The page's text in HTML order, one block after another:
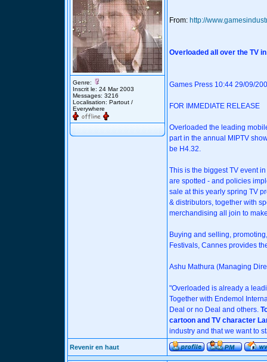
Genre:
Inscrit le: 24 Mar 2003
Messages: 3216
Localisation: Partout /
Everywhere
From: http://
Overloaded all over the TV
Games Press 10:44 29/09/
FOR IMMEDIATE RELEASE
Overloaded the leading
part in the annual MIPTV
be H4.32.
This is the biggest TV event
are spotted - and policies
sale at this yearly spring TV
& distributors, together with
merchandising all join to
Buying and selling,
Festivals, Cannes provides
Ashu Mathura (Managing
"Overloaded is already a
Together with Endemol
Deal or no Deal and others.
cartoon and TV character
industry and that we want to
Revenir en haut